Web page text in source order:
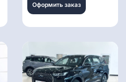
Оформить заказ